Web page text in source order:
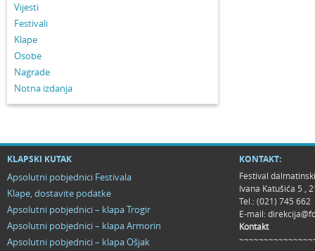
Vijesti
Festivali
Klape
Osobe
Nagrade
Notna izdanja
KLAPSKI KUTAK
Apsolutni pobjednici Festivala
Klape, dostavite podatke
Apsolutni pobjednici – klapa Trogir
Apsolutni pobjednici – klapa Armorin
Apsolutni pobjednici – klapa Ošjak
KONTAKT:
Festival
Ivana Katušića 5 ,
Tel.: (021) 745 662
E-mail:
Kontakt